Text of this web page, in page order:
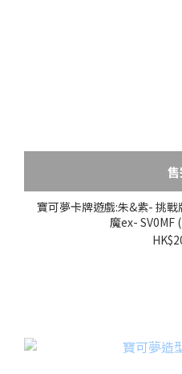
寶可夢卡牌遊戲:朱&紫- 挑